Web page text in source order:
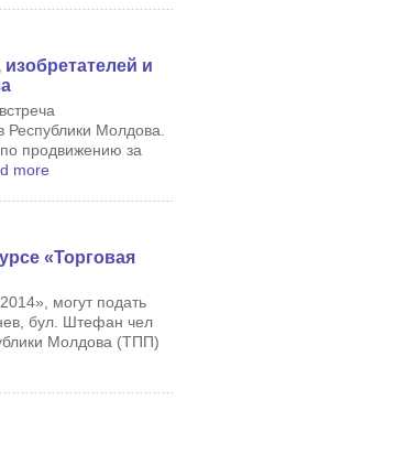
и
Республики Молдова.
продвижению за
more
«Торговая
могут подать
бул. Штефан чел
Молдова (ТПП)